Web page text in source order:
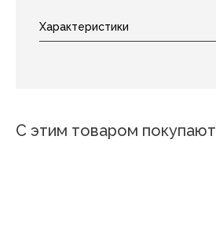
С этим товаром покупают